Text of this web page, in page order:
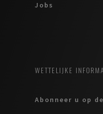
Jobs
WETTELIJKE
Abonneer u op